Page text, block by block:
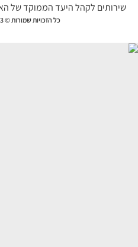
לקהל היעד הממוקד של האיזור.
כל הזכויות שמורות © 2023 | אחלה NEWS